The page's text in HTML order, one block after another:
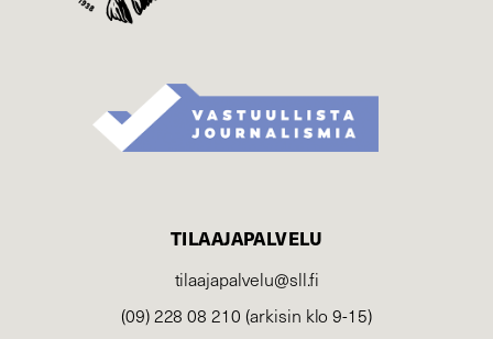
TILAAJAPALVELU
tilaajapalvelu@sll.fi
(09) 228 08 210 (arkisin klo 9-15)